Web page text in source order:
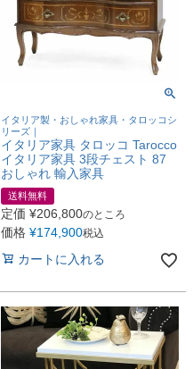
イタリア製・おしゃれ家具・タロッコシ
リーズ｜
イタリア家具 タロッコ Tarocco
イタリア家具 3段チェスト 87
おしゃれ 輸入家具
送料無料
定価 ¥206,800のところ
価格 ¥174,900税込
カートに入れる